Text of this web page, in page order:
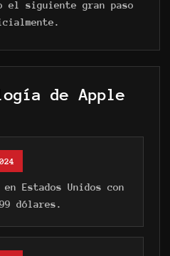
el siguiente gran paso
de Apple
Estados Unidos con
dólares.